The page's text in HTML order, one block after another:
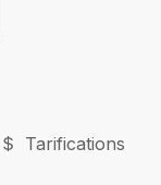
Tarifications